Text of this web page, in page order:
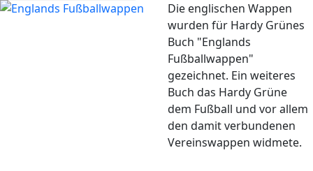
Die englischen Wappen
wurden für Hardy Grünes
Buch "Englands
Fußballwappen"
gezeichnet. Ein weiteres
Buch das Hardy Grüne
dem Fußball und vor allem
den damit verbundenen
Vereinswappen widmete.